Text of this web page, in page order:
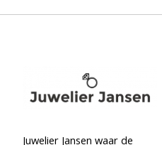
Juwelier Jansen waar de